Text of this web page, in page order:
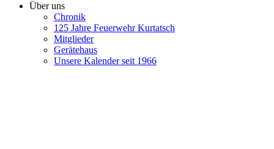
Über uns
Chronik
125 Jahre Feuerwehr Kurtatsch
Mitglieder
Gerätehaus
Unsere Kalender seit 1966